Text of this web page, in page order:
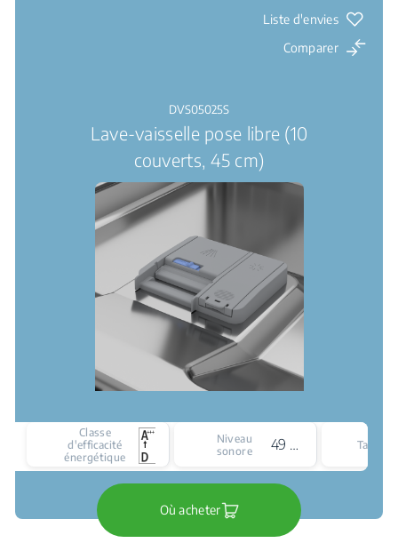
Liste d'envies
Comparer
DVS05025S
Lave-vaisselle pose libre (10
couverts, 45 cm)
Classe
d'efficacité
énergétique
Niveau
sonore
49 dBA Taille
Où acheter